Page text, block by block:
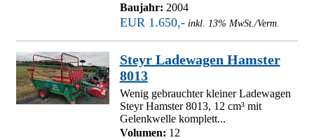
Baujahr: 2004
EUR 1.650,- inkl. 13% MwSt./Verm.
Steyr Ladewagen Hamster
8013
Wenig gebrauchter kleiner Ladewagen
Steyr Hamster 8013, 12 cm³ mit
Gelenkwelle komplett...
Volumen: 12